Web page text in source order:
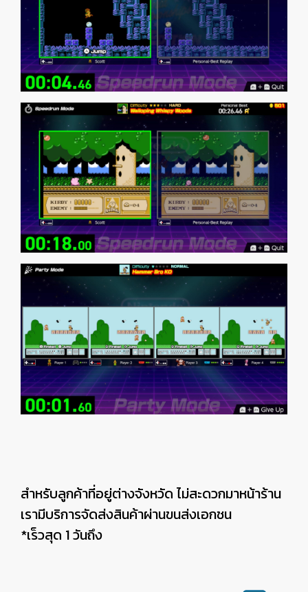
สำหรับลูกค้าที่อยู่ต่างจังหวัด ไม่สะดวกมาหน้าร้าน
เรามีบริการจัดส่งสินค้าผ่านขนส่งเอกชน
*เร็วสุด 1 วันถึง